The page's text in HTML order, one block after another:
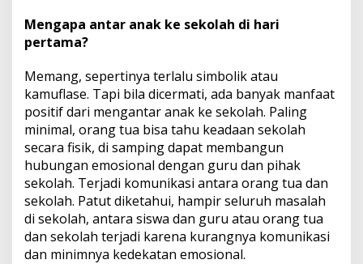
Mengapa antar anak ke sekolah di hari
pertama?
Memang, sepertinya terlalu simbolik atau
kamuflase. Tapi bila dicermati, ada banyak manfaat
positif dari mengantar anak ke sekolah. Paling
minimal, orang tua bisa tahu keadaan sekolah
secara fisik, di samping dapat membangun
hubungan emosional dengan guru dan pihak
sekolah. Terjadi komunikasi antara orang tua dan
sekolah. Patut diketahui, hampir seluruh masalah
di sekolah, antara siswa dan guru atau orang tua
dan sekolah terjadi karena kurangnya komunikasi
dan minimnya kedekatan emosional.